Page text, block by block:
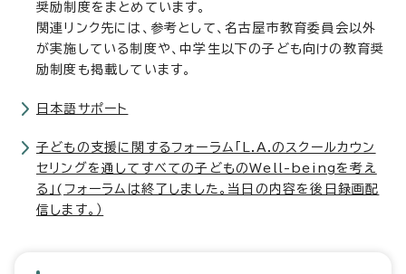
奨励制度をまとめています。
関連リンク先には、参考として、名古屋市教育委員会以外
が実施している制度や、中学生以下の子ども向けの教育奨
励制度も掲載しています。
日本語サポート
子どもの支援に関するフォーラム「L.A.のスクールカウン
セリングを通してすべての子どものWell-beingを考え
る」(フォーラムは終了しました。当日の内容を後日録画配
信します。）